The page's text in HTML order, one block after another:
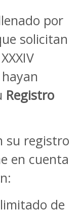
por
solicitan
Registro
su registro
en cuenta
de